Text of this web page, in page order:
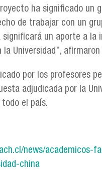
ha significado un
de trabajar con un
significará un aporte a
Universidad”,
por los profesores
adjudicada por la
el país.
news/academicos-
china